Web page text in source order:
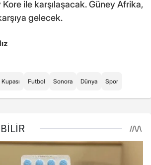
ile karşılaşacak. Güney Afrika,
gelecek.
Futbol Sonora Dünya Spor